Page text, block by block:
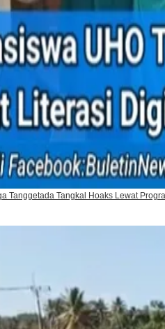
Tanggetada Tangkal Hoaks Lewat